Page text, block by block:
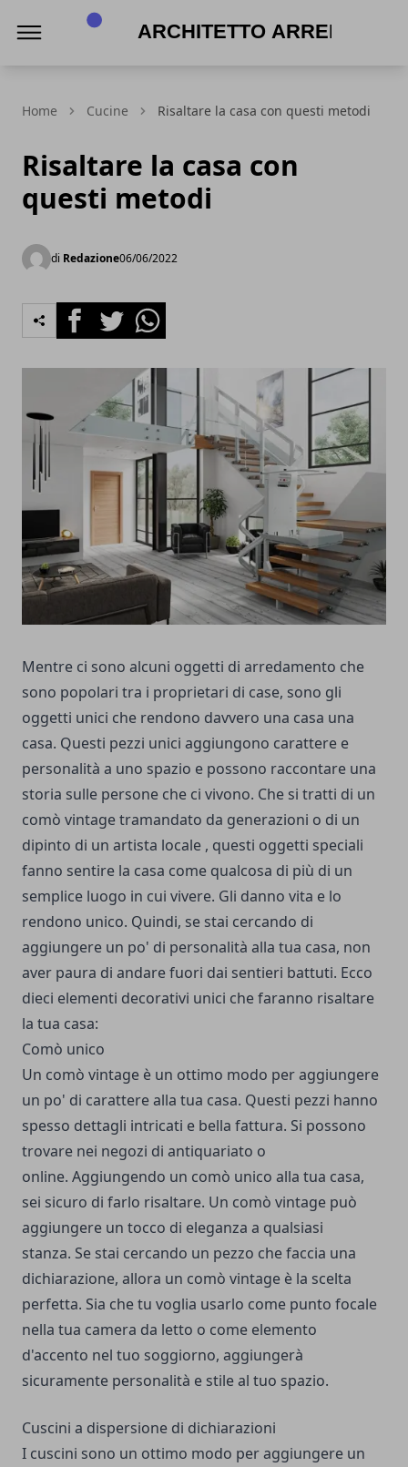
Home Cucine Risaltare la casa con questi metodi
Risaltare la casa con
questi metodi
di Redazione06/06/2022
FacebookTwitterWhatsapp
Mentre ci sono alcuni oggetti di arredamento che
sono popolari tra i proprietari di case, sono gli
oggetti unici che rendono davvero una casa una
casa. Questi pezzi unici aggiungono carattere e
personalità a uno spazio e possono raccontare una
storia sulle persone che ci vivono. Che si tratti di un
comò vintage tramandato da generazioni o di un
dipinto di un artista locale , questi oggetti speciali
fanno sentire la casa come qualcosa di più di un
semplice luogo in cui vivere. Gli danno vita e lo
rendono unico. Quindi, se stai cercando di
aggiungere un po' di personalità alla tua casa, non
aver paura di andare fuori dai sentieri battuti. Ecco
dieci elementi decorativi unici che faranno risaltare
la tua casa:
Comò unico
Un comò vintage è un ottimo modo per aggiungere
un po' di carattere alla tua casa. Questi pezzi hanno
spesso dettagli intricati e bella fattura. Si possono
trovare nei negozi di antiquariato o
online. Aggiungendo un comò unico alla tua casa,
sei sicuro di farlo risaltare. Un comò vintage può
aggiungere un tocco di eleganza a qualsiasi
stanza. Se stai cercando un pezzo che faccia una
dichiarazione, allora un comò vintage è la scelta
perfetta. Sia che tu voglia usarlo come punto focale
nella tua camera da letto o come elemento
d'accento nel tuo soggiorno, aggiungerà
sicuramente personalità e stile al tuo spazio.
Cuscini a dispersione di dichiarazioni
I cuscini sono un ottimo modo per aggiungere un